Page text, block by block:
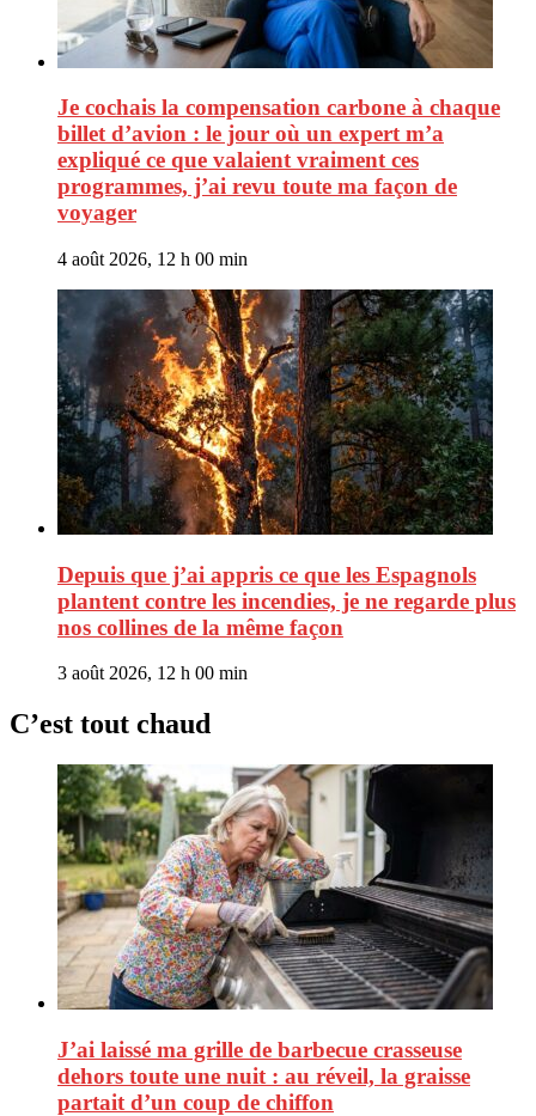
Je cochais la compensation carbone à chaque
billet d’avion : le jour où un expert m’a
expliqué ce que valaient vraiment ces
programmes, j’ai revu toute ma façon de
voyager
4 août 2026, 12 h 00 min
Depuis que j’ai appris ce que les Espagnols
plantent contre les incendies, je ne regarde plus
nos collines de la même façon
3 août 2026, 12 h 00 min
C’est tout chaud
J’ai laissé ma grille de barbecue crasseuse
dehors toute une nuit : au réveil, la graisse
partait d’un coup de chiffon